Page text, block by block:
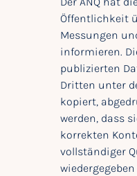
Öffentlichkeit
Messungen
informieren.
publizierten
Dritten unter
kopiert,
werden, dass
korrekten
vollständiger